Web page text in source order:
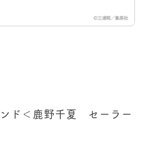
ド＜鹿野千夏 セーラー